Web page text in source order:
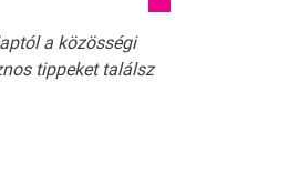
a közösségi
tippeket találsz